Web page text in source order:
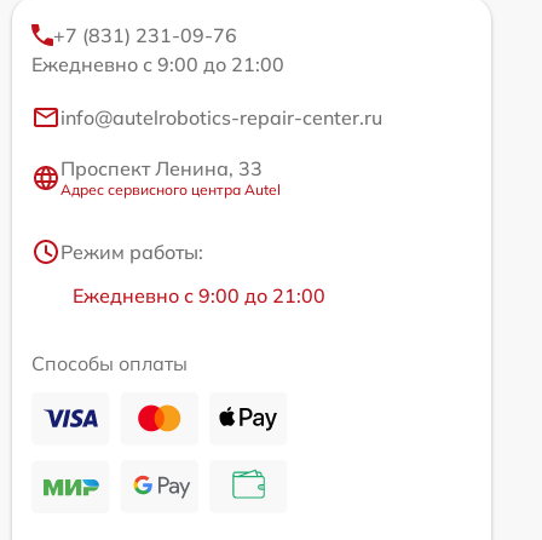
+7 (831) 231-09-76
Ежедневно с 9:00 до 21:00
info@autelrobotics-repair-center.ru
Проспект Ленина, 33
Адрес сервисного центра Autel
Режим работы:
Ежедневно с 9:00 до 21:00
Способы оплаты